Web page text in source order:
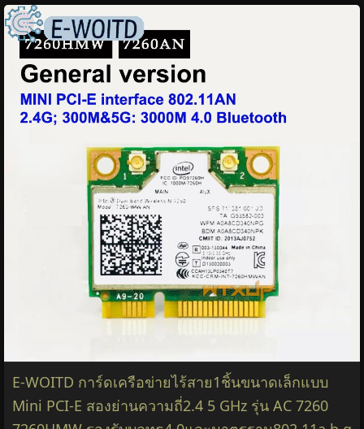
E-WOITD การ์ดเครือข่ายไร้สาย1ชิ้นขนาดเล็กแบบ
Mini PCI-E สองย่านความถี่2.4 5 GHz รุ่น AC 7260